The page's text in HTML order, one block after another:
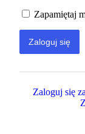
Zapamiętaj
Zaloguj się